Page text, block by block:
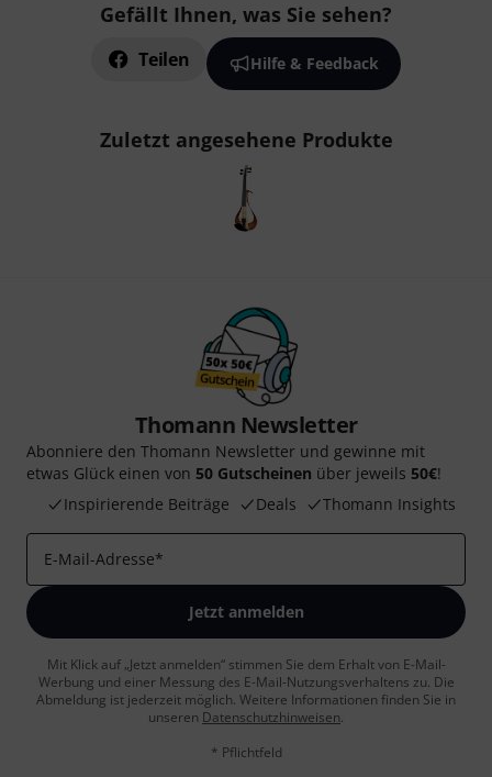
Gefällt Ihnen, was Sie sehen?
Teilen Hilfe & Feedback
Zuletzt angesehene Produkte
Thomann Newsletter
Abonniere den Thomann Newsletter und gewinne mit
etwas Glück einen von 50 Gutscheinen über jeweils 50€!
Inspirierende Beiträge
Deals Thomann Insights
E-Mail-Adresse*
Jetzt anmelden
Mit Klick auf „Jetzt anmelden“ stimmen Sie dem Erhalt von E-Mail-
Werbung und einer Messung des E-Mail-Nutzungsverhaltens zu. Die
Abmeldung ist jederzeit möglich. Weitere Informationen finden Sie in
unseren Datenschutzhinweisen.
* Pflichtfeld